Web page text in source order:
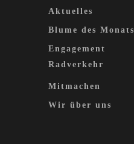
Aktuelles
Blume des Monats
Engagement
Radverkehr
Mitmachen
Wir über uns